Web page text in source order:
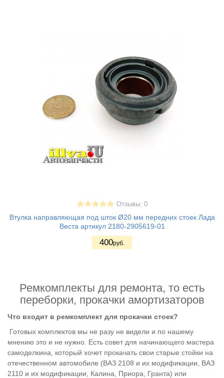
Отзывы: 0
Втулка направляющая под шток Ø20 мм передних стоек Лада
Веста артикул 2180-2905619-01
400руб.
Ремкомплекты для ремонта, то есть
переборки, прокачки амортизаторов
Что входит в ремкомплект для прокачки стоек?
Готовых комплектов мы не разу не видели и по нашему
мнению это и не нужно. Есть совет для начинающего мастера
самоделкина, который хочет прокачать свои старые стойки на
отечественном автомобиле (ВАЗ 2108 и их модификации, ВАЗ
2110 и их модификации, Калина, Приора, Гранта) или